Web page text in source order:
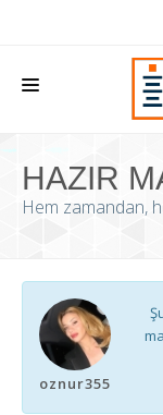
MAKALE SIPARIŞI
EDITÖRLÜK
BACKLINK
YAZARLAR
ARAÇLAR
HAZIR
Hem zamandan,
oznur355